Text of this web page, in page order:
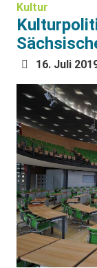
Kultur
16. Juli